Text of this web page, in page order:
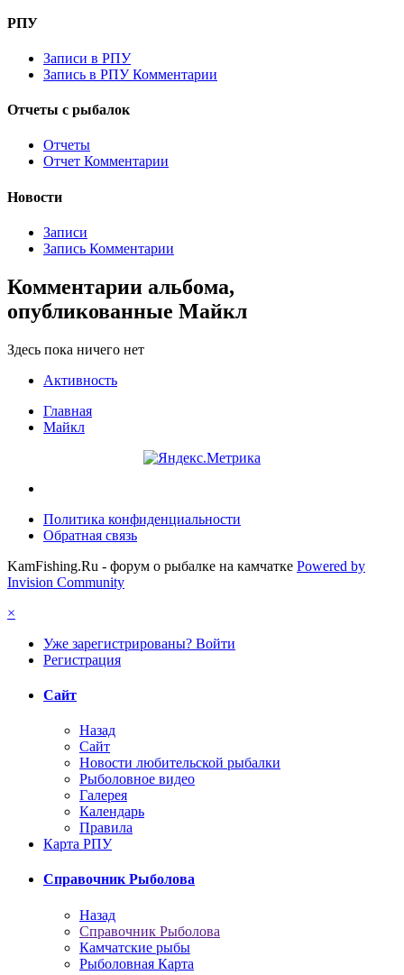
РПУ
Записи в РПУ
Запись в РПУ Комментарии
Отчеты с рыбалок
Отчеты
Отчет Комментарии
Новости
Записи
Запись Комментарии
Комментарии альбома,
опубликованные Майкл
Здесь пока ничего нет
Активность
Главная
Майкл
Политика конфиденциальности
Обратная связь
KamFishing.Ru - форум о рыбалке на камчатке Powered by
Invision Community
×
Уже зарегистрированы? Войти
Регистрация
Сайт
Назад
Сайт
Новости любительской рыбалки
Рыболовное видео
Галерея
Календарь
Правила
Карта РПУ
Справочник Рыболова
Назад
Справочник Рыболова
Камчатские рыбы
Рыболовная Карта